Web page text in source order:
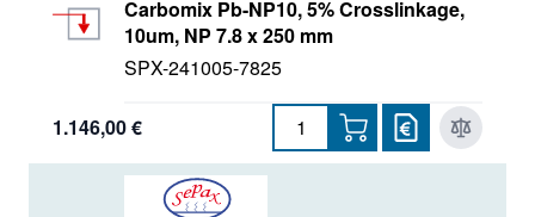
Carbomix Pb-NP10, 5% Crosslinkage,
10um, NP 7.8 x 250 mm
SPX-241005-7825
1.146,00 €